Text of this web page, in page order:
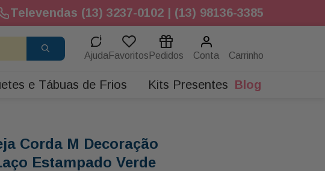
Televendas (13) 3237-0102 | (13) 98136-3385
Ajuda Favoritos Pedidos Conta
e Tábuas de Frios Kits Presentes Blog
Corda M Decoração
Estampado Verde